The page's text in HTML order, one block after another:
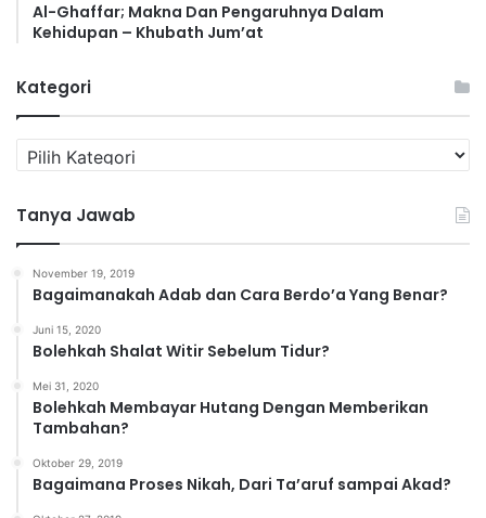
Al-Ghaffar; Makna Dan Pengaruhnya Dalam
Kehidupan – Khubath Jum’at
Kategori
a
e
g
Tanya Jawab
November 19, 2019
Bagaimanakah Adab dan Cara Berdo’a Yang Benar?
Juni 15, 2020
Bolehkah Shalat Witir Sebelum Tidur?
Mei 31, 2020
Bolehkah Membayar Hutang Dengan Memberikan
Tambahan?
Oktober 29, 2019
Bagaimana Proses Nikah, Dari Ta’aruf sampai Akad?